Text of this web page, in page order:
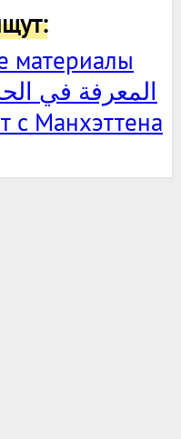
материалы
с Манхэттена